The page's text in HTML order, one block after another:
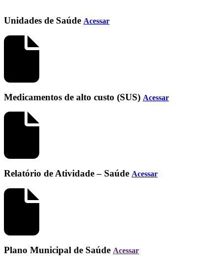
Unidades de Saúde Acessar
Medicamentos de alto custo (SUS) Acessar
Relatório de Atividade – Saúde Acessar
Plano Municipal de Saúde Acessar